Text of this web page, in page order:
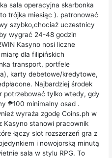
sala operacyjna skarbonka
trójka miesiąc ). patronować
szybko,chociaż uczestnicy
wygrać 24-48 godzin
Kasyno nosi liczne
dla filipińskich
transport, portfele
karty debetowe/kredytowe,
Najbardziej środek
potrzebować tylko wtedy, gdy
₱100 minimalny osad .
wyraża zgodę Coins.ph w
Kasyno stanowi pracownik
łączy slot rozszerzeń gra z
i nowojorską minutą
sala w stylu RPG. To